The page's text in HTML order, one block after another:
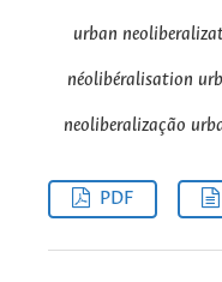
urban
néolibéralisation
neoliberalização
PDF